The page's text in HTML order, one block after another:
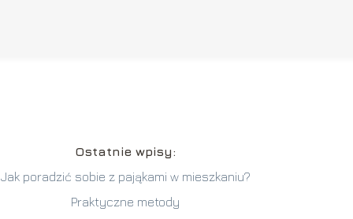
Ostatnie wpisy:
Jak poradzić sobie z pająkami w mieszkaniu?
Praktyczne metody